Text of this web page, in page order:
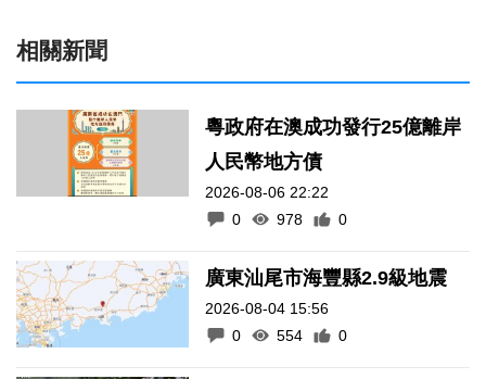
相關新聞
粵政府在澳成功發行25億離岸
人民幣地方債
2026-08-06 22:22
0
978 0
廣東汕尾市海豐縣2.9級地震
2026-08-04 15:56
0
554 0